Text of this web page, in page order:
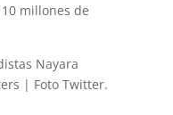
millones de
Nayara
| Foto Twitter.